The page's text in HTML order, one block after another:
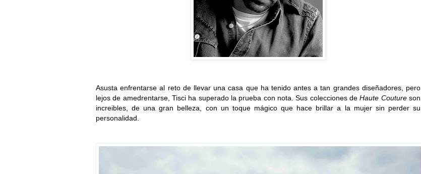
Asusta enfrentarse al reto de llevar una casa que ha tenido antes a tan grandes diseñadores, pero
lejos de amedrentarse, Tisci ha superado la prueba con nota. Sus colecciones deHaute Coutureson
increibles, de una gran belleza, con un toque mágico que hace brillar a la mujer sin perder su
personalidad.